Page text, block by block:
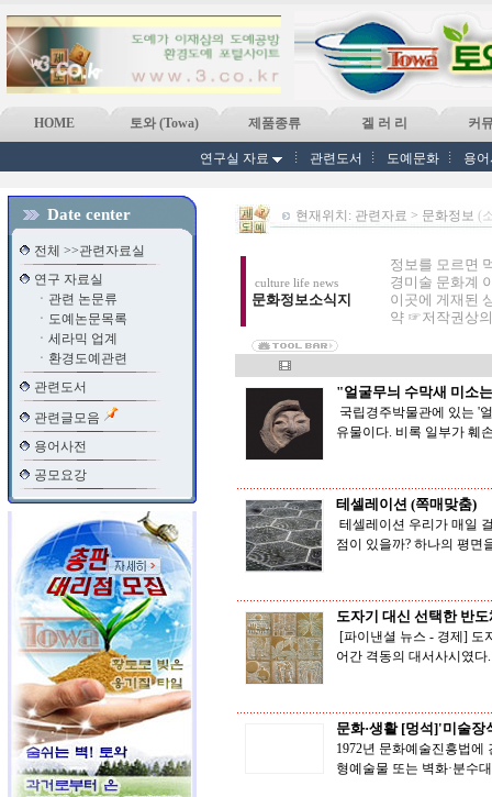
HOME 토와 (Towa) 제품종류 겔 러 리 커
연구실 자료 관련도서 도예문화 용
Date center
전체 >>관련자료실
연구 자료실
ㆍ 관련 논문류
ㆍ 도예논문목록
ㆍ 세라믹 업계
ㆍ 환경도예관련
관련도서
관련글모음
용어사전
공모요강
현재위치: 관련자료 > 문화정보 (
culture life news
문화정보소식지
정보를 모르면
경미술 문화계
이곳에 게재된
약 ☞저작권상
"얼굴무늬 수막새 미소
국립경주박물관에 있는 '
유물이다. 비록 일부가 훼
테셀레이션 (쪽매맞춤)
테셀레이션 우리가 매일
점이 있을까? 하나의 평면
도자기 대신 선택한 반도
[파이낸셜 뉴스 - 경제] 도
어간 격동의 대서사시였
문화·생활 [멍석]'미술
1972년 문화예술진흥법에
형예술물 또는 벽화·분수